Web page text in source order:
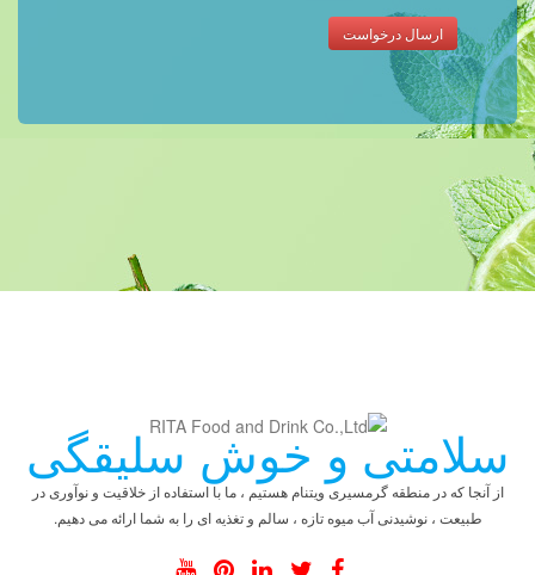
ارسال درخواست
سلامتی و خوش سلیقگی
از آنجا که در منطقه گرمسیری ویتنام هستیم ، ما با استفاده از خلاقیت و نوآوری در
طبیعت ، نوشیدنی آب میوه تازه ، سالم و تغذیه ای را به شما ارائه می دهیم.